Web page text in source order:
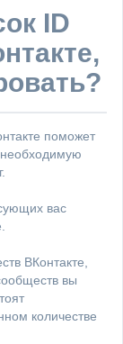
ID
поможет
вас
ВКонтакте,
вы
количестве